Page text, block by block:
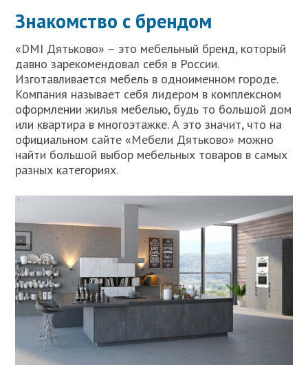
Знакомство с брендом
«DMI Дятьково» – это мебельный бренд, который
давно зарекомендовал себя в России.
Изготавливается мебель в одноименном городе.
Компания называет себя лидером в комплексном
оформлении жилья мебелью, будь то большой дом
или квартира в многоэтажке. А это значит, что на
официальном сайте «Мебели Дятьково» можно
найти большой выбор мебельных товаров в самых
разных категориях.